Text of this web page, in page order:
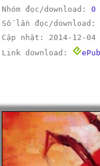
Nhóm đọc/download: 0
Số lần đọc/download:
Cập nhật: 2014-12-04
Link download:
ePub